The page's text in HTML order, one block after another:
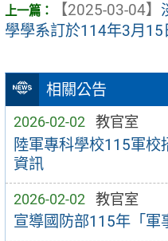
相關公告
2026-02-02 教官室
陸軍專科學校115軍校
資訊
2026-02-02 教官室
宣導國防部115年「軍
【2025-03-04】
學學系訂於114年3月